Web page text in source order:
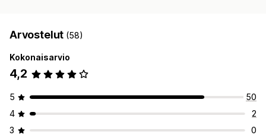
Arvostelut (58)
Kokonaisarvio
4,2
5
50
4
2
3
0